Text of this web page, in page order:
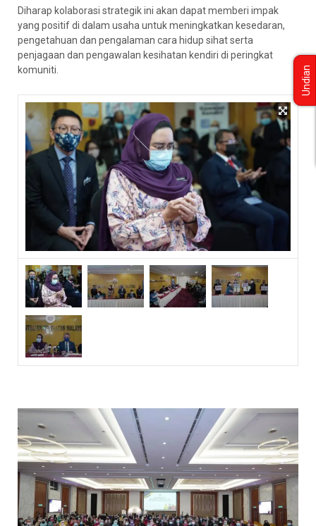
Diharap kolaborasi strategik ini akan dapat memberi impak
yang positif di dalam usaha untuk meningkatkan kesedaran,
pengetahuan dan pengalaman cara hidup sihat serta
penjagaan dan pengawalan kesihatan kendiri di peringkat
komuniti.
Undian